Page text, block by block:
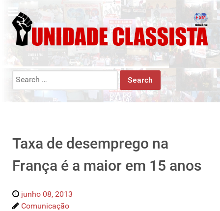
Search
Taxa de desemprego na
França é a maior em 15 anos
junho 08, 2013
Comunicação